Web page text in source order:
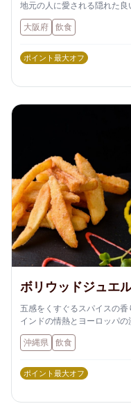
地元の人に愛される隠れた良
大阪府 飲食
ポイント最大オフ
ボリウッドジュエ
JEWEL】
五感をくすぐるスパイスの香
インドの情熱とヨーロッパ
とき。
沖縄県
飲食
ポイント最大オフ